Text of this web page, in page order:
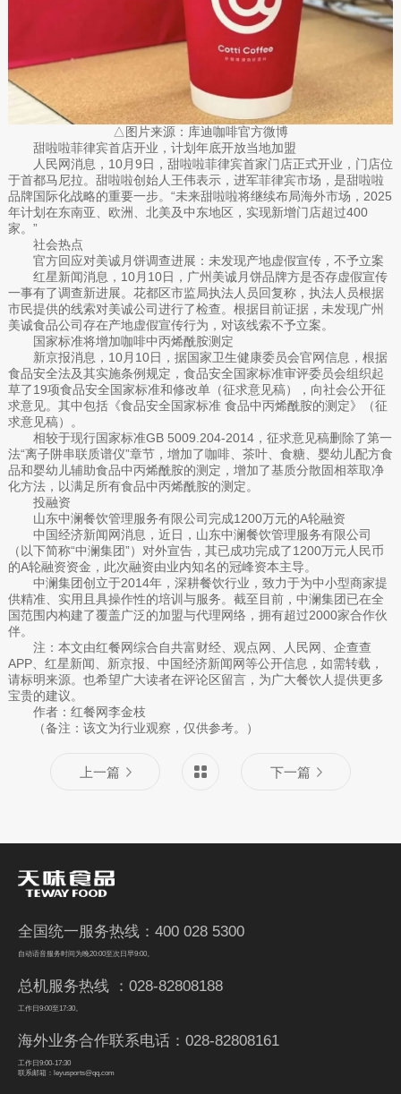
△图片来源：库迪咖啡官方微博
甜啦啦菲律宾首店开业，计划年底开放当地加盟
人民网消息，10月9日，甜啦啦菲律宾首家门店正式开业，门店位
于首都马尼拉。甜啦啦创始人王伟表示，进军菲律宾市场，是甜啦啦
品牌国际化战略的重要一步。“未来甜啦啦将继续布局海外市场，2025
年计划在东南亚、欧洲、北美及中东地区，实现新增门店超过400
家。”
社会热点
官方回应对美诚月饼调查进展：未发现产地虚假宣传，不予立案
红星新闻消息，10月10日，广州美诚月饼品牌方是否存虚假宣传
一事有了调查新进展。花都区市监局执法人员回复称，执法人员根据
市民提供的线索对美诚公司进行了检查。根据目前证据，未发现广州
美诚食品公司存在产地虚假宣传行为，对该线索不予立案。
国家标准将增加咖啡中丙烯酰胺测定
新京报消息，10月10日，据国家卫生健康委员会官网信息，根据
食品安全法及其实施条例规定，食品安全国家标准审评委员会组织起
草了19项食品安全国家标准和修改单（征求意见稿），向社会公开征
求意见。其中包括《食品安全国家标准 食品中丙烯酰胺的测定》（征
求意见稿）。
相较于现行国家标准GB 5009.204-2014，征求意见稿删除了第一
法“离子阱串联质谱仪”章节，增加了咖啡、茶叶、食糖、婴幼儿配方食
品和婴幼儿辅助食品中丙烯酰胺的测定，增加了基质分散固相萃取净
化方法，以满足所有食品中丙烯酰胺的测定。
投融资
山东中澜餐饮管理服务有限公司完成1200万元的A轮融资
中国经济新闻网消息，近日，山东中澜餐饮管理服务有限公司
（以下简称“中澜集团”）对外宣告，其已成功完成了1200万元人民币
的A轮融资资金，此次融资由业内知名的冠峰资本主导。
中澜集团创立于2014年，深耕餐饮行业，致力于为中小型商家提
供精准、实用且具操作性的培训与服务。截至目前，中澜集团已在全
国范围内构建了覆盖广泛的加盟与代理网络，拥有超过2000家合作伙
伴。
注：本文由红餐网综合自共富财经、观点网、人民网、企查查
APP、红星新闻、新京报、中国经济新闻网等公开信息，如需转载，
请标明来源。也希望广大读者在评论区留言，为广大餐饮人提供更多
宝贵的建议。
作者：红餐网李金枝
（备注：该文为行业观察，仅供参考。）
上一篇 下一篇
全国统一服务热线：400 028 5300
自动语音服务时间为晚20:00至次日早9:00。
总机服务热线 ：028-82808188
工作日9:00至17:30。
海外业务合作联系电话：028-82808161
工作日9:00-17:30
联系邮箱：leyusports@qq.com